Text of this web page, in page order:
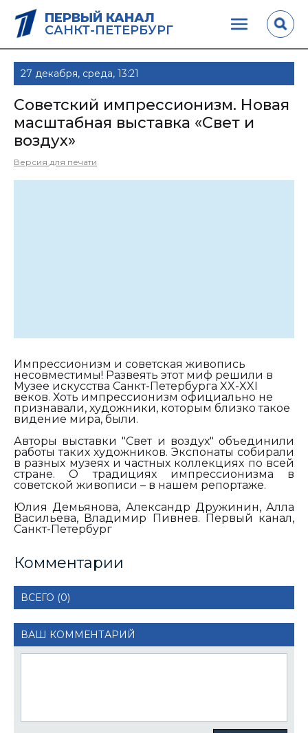
ПЕРВЫЙ КАНАЛ
САНКТ-ПЕТЕРБУРГ
27 декабря, среда, 13:21
Советский импрессионизм. Новая
масштабная выставка «Свет и
воздух»
Версия для печати
Импрессионизм и советская живопись
несовместимы! Развеять этот миф решили в
Музее искусства Санкт-Петербурга XX-XXI
веков. Хоть импрессионизм официально не
признавали, художники, которым близко такое
видение мира, были.
Авторы выставки "Свет и воздух" объединили
работы таких художников. Экспонаты собирали
в разных музеях и частных коллекциях по всей
стране.О традициях импрессионизма в
советской живописи – в нашем репортаже.
Юлия Демьянова, Александр Дружинин, Алла
Васильева, Владимир Пивнев. Первый канал,
Санкт-Петербург
Комментарии
ВСЕГО (0)
ВАШ КОММЕНТАРИЙ